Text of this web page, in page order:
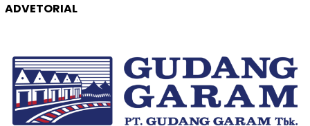
ADVETORIAL